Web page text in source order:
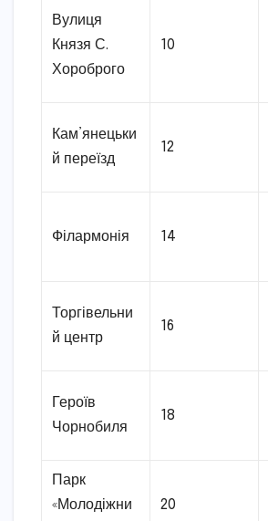
Вулиця
Князя С.
Хороброго
10
Кам’янецьки
й переїзд
12
Філармонія 14
Торгівельни
й центр
16
Героїв
Чорнобиля
18
Парк
«Молодіжни
20